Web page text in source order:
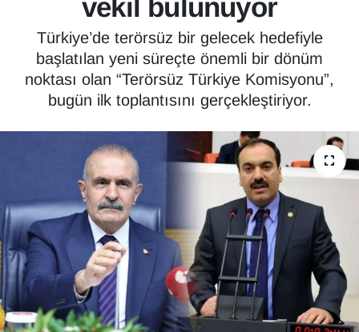
vekil bulunuyor
Türkiye’de terörsüz bir gelecek hedefiyle
başlatılan yeni süreçte önemli bir dönüm
noktası olan “Terörsüz Türkiye Komisyonu”,
bugün ilk toplantısını gerçekleştiriyor.
ÇEVRE
Deprem
DÜNYA
EĞİTİM
EKONOMİ
Eleman
Tüm Manşetler
Son Dakika Haberleri